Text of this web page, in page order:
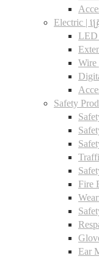
Electric | គ្
LED
Wire
Safety
Fire
Ear